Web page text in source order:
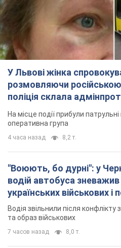
У Львові жінка
розмовляючи
поліція склала
На місце події прибули
оперативна група
4 часа назад 8,2 т.
"Воюють, бо дурні": у
водій автобуса зневажив
українських військових і
Відео
Водія звільнили після
та образ військових
7 часов назад 8,0 т.